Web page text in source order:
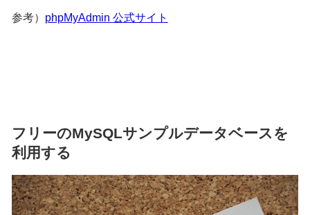
参考） phpMyAdmin 公式サイト
フリーのMySQLサンプルデータベースを
利用する